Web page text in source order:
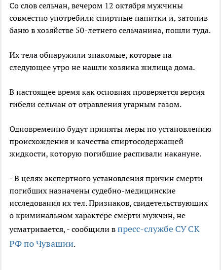
Со слов сельчан, вечером 12 октября мужчины
совместно употребили спиртные напитки и, затопив
баню в хозяйстве 50-летнего сельчанина, пошли туда.
Их тела обнаружили знакомые, которые на
следующее утро не нашли хозяина жилища дома.
В настоящее время как основная проверяется версия
гибели сельчан от отравления угарным газом.
Одновременно будут приняты меры по установлению
происхождения и качества спиртосодержащей
жидкости, которую погибшие распивали накануне.
- В целях экспертного установления причин смерти
погибших назначены судебно-медицинские
исследования их тел. Признаков, свидетельствующих
о криминальном характере смерти мужчин, не
усматривается, - сообщили в пресс-службе СУ СК
РФ по Чувашии.